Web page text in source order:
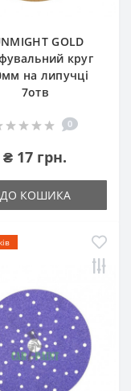
GOLD
круг
на липучці
7отв
0
₴ 17 грн.
ДО КОШИКА